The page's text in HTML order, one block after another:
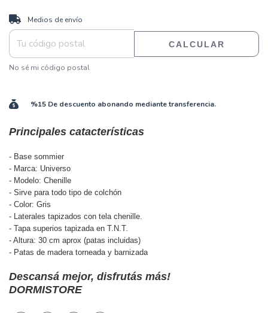
Entregas para el CP:
Medios de envío
CALCULAR
No sé mi código postal
%15 De descuento abonando mediante transferencia.
Principales catacterísticas
- Base sommier
- Marca: Universo
- Modelo: Chenille
- Sirve para todo tipo de colchón
- Color: Gris
- Laterales tapizados con tela chenille.
- Tapa superios tapizada en T.N.T.
- Altura: 30 cm aprox (patas incluidas)
- Patas de madera torneada y barnizada
Descansá mejor, disfrutás más!
DORMISTORE